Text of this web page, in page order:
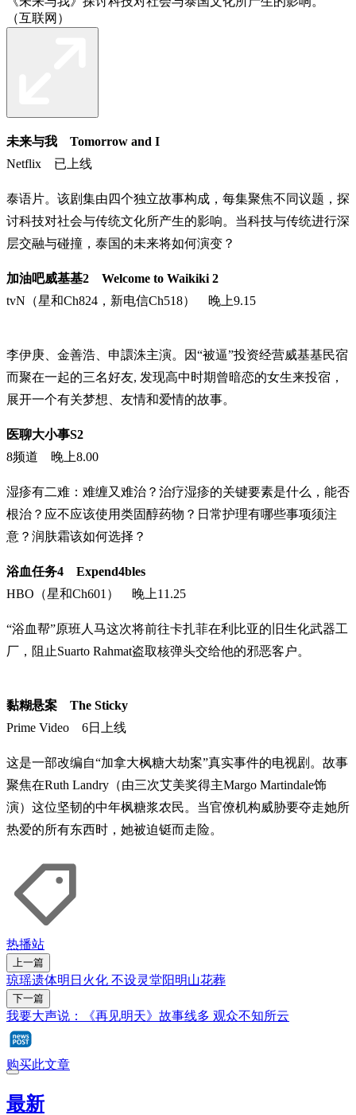
（互联网）
未来与我 Tomorrow and I
Netflix 已上线
泰语片。该剧集由四个独立故事构成，每集聚焦不同议题，探
讨科技对社会与传统文化所产生的影响。当科技与传统进行深
层交融与碰撞，泰国的未来将如何演变？
加油吧威基基2 Welcome to Waikiki 2
tvN（星和Ch824，新电信Ch518） 晚上9.15
李伊庚、金善浩、申譞洙主演。因“被逼”投资经营威基基民宿
而聚在一起的三名好友, 发现高中时期曾暗恋的女生来投宿，
展开一个有关梦想、友情和爱情的故事。
医聊大小事S2
8频道 晚上8.00
湿疹有二难：难缠又难治？治疗湿疹的关键要素是什么，能否
根治？应不应该使用类固醇药物？日常护理有哪些事项须注
意？润肤霜该如何选择？
浴血任务4 Expend4bles
HBO（星和Ch601） 晚上11.25
“浴血帮”原班人马这次将前往卡扎菲在利比亚的旧生化武器工
厂，阻止Suarto Rahmat盗取核弹头交给他的邪恶客户。
黏糊悬案 The Sticky
Prime Video 6日上线
这是一部改编自“加拿大枫糖大劫案”真实事件的电视剧。故事
聚焦在Ruth Landry（由三次艾美奖得主Margo Martindale饰
演）这位坚韧的中年枫糖浆农民。当官僚机构威胁要夺走她所
热爱的所有东西时，她被迫铤而走险。
热播站
上一篇
琼瑶遗体明日火化 不设灵堂阳明山花葬
下一篇
我要大声说：《再见明天》故事线多 观众不知所云
购买此文章
最新